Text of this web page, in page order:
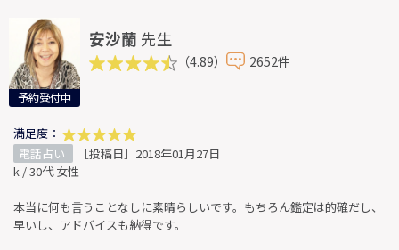
予約受付中
安沙蘭 先生
（4.89） 2652件
満足度：
電話占い
［投稿日］2018年01月27日
k / 30代 女性
本当に何も言うことなしに素晴らしいです。もちろん鑑定は的確だし、
早いし、アドバイスも納得です。